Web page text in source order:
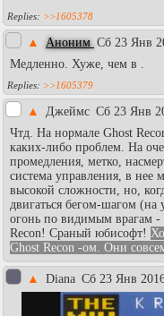
>>1605378
▲ Аноним Сб 23 Янв
Медленно. Хуже, чем в .
>>1605379
▲ Джеймс Сб 23 Янв
Чтд. На нормале Ghost
каких-либо проблем. На
промедления, метко,
система управления, в нее
высокой сложности, но,
двигаться бегом-шагом (на
огонь по видимым врагам -
Recon! Сраный юбисофт!
Ghost Recon -ом. Они
▲ Diаna Сб 23 Янв